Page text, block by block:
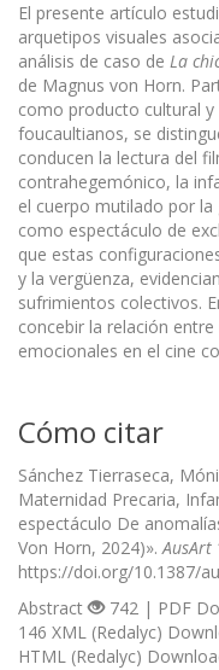
El presente artículo
arquetipos visuales
análisis de caso de La
de Magnus von Horn.
como producto cultural
foucaultianos, se
conducen la lectura del
contrahegemónico, la
el cuerpo mutilado por
como espectáculo de
que estas
y la vergüenza,
sufrimientos colectivos.
concebir la relación
emocionales en el cine
Cómo citar
Sánchez Tierraseca,
Maternidad Precaria,
espectáculo De
Von Horn, 2024)».AusArt
https://doi.org/10.1387/
Abstract
742 | PDF
146 XML (Redalyc)
HTML (Redalyc)